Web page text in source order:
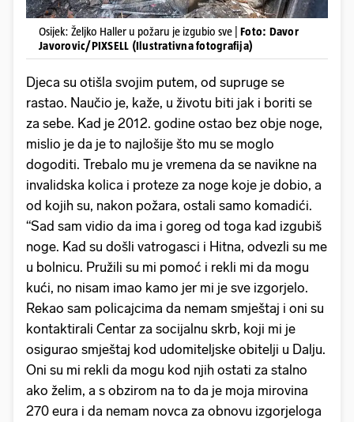
Osijek: Željko Haller u požaru je izgubio sve | Foto: Davor
Javorovic/PIXSELL (Ilustrativna fotografija)
Djeca su otišla svojim putem, od supruge se
rastao. Naučio je, kaže, u životu biti jak i boriti se
za sebe. Kad je 2012. godine ostao bez obje noge,
mislio je da je to najlošije što mu se moglo
dogoditi. Trebalo mu je vremena da se navikne na
invalidska kolica i proteze za noge koje je dobio, a
od kojih su, nakon požara, ostali samo komadići.
“Sad sam vidio da ima i goreg od toga kad izgubiš
noge. Kad su došli vatrogasci i Hitna, odvezli su me
u bolnicu. Pružili su mi pomoć i rekli mi da mogu
kući, no nisam imao kamo jer mi je sve izgorjelo.
Rekao sam policajcima da nemam smještaj i oni su
kontaktirali Centar za socijalnu skrb, koji mi je
osigurao smještaj kod udomiteljske obitelji u Dalju.
Oni su mi rekli da mogu kod njih ostati za stalno
ako želim, a s obzirom na to da je moja mirovina
270 eura i da nemam novca za obnovu izgorjeloga